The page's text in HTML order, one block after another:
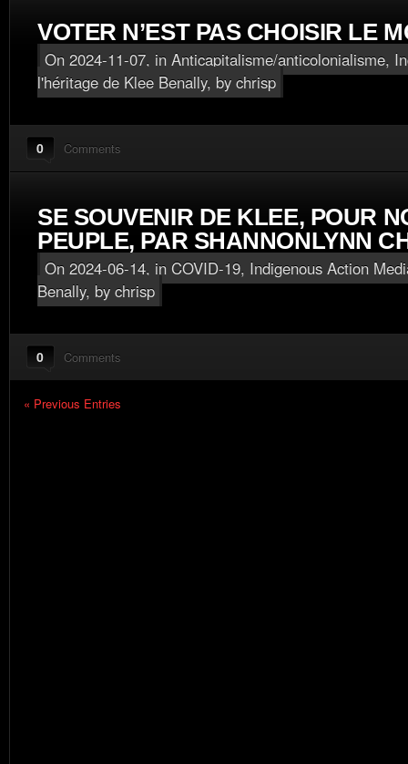
VOTER N’EST PAS CHOISIR LE
On 2024-11-07, in Anticapitalisme/anticolonialisme,
l'héritage de Klee Benally, by chrisp
0 Comments
SE SOUVENIR DE KLEE, POUR
PEUPLE, PAR SHANNONLYNN
On 2024-06-14, in COVID-19, Indigenous Action
Benally, by chrisp
0 Comments
« Previous Entries